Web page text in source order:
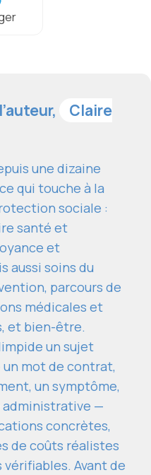
Claire
une dizaine
qui touche à la
sociale :
santé et
et
aussi soins du
parcours de
médicales et
et bien-être.
un sujet
mot de contrat,
un symptôme,
administrative —
concrètes,
de coûts réalistes
Avant de